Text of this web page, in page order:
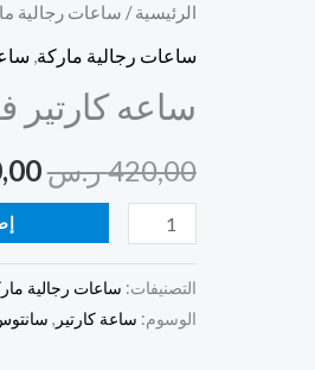
الرئيسية/ ساعات رجالية
ساعات رجالية ماركة
ساعه كارتير
420,00ر.س
هو:
كمية
ساعه
فريم
التصنيفات: ساعات رجالية
الوسوم: ساعة كارتير ,